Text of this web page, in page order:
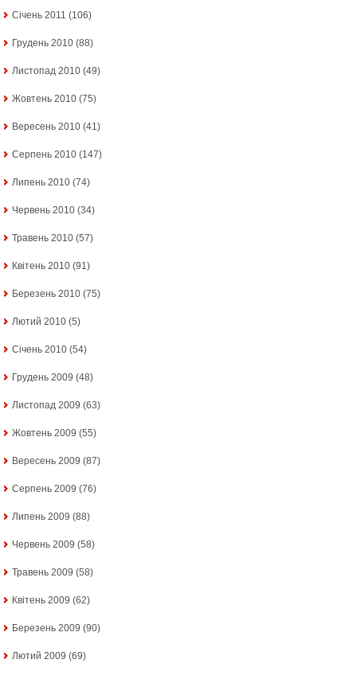
Січень 2011 (106)
Грудень 2010 (88)
Листопад 2010 (49)
Жовтень 2010 (75)
Вересень 2010 (41)
Серпень 2010 (147)
Липень 2010 (74)
Червень 2010 (34)
Травень 2010 (57)
Квітень 2010 (91)
Березень 2010 (75)
Лютий 2010 (5)
Січень 2010 (54)
Грудень 2009 (48)
Листопад 2009 (63)
Жовтень 2009 (55)
Вересень 2009 (87)
Серпень 2009 (76)
Липень 2009 (88)
Червень 2009 (58)
Травень 2009 (58)
Квітень 2009 (62)
Березень 2009 (90)
Лютий 2009 (69)